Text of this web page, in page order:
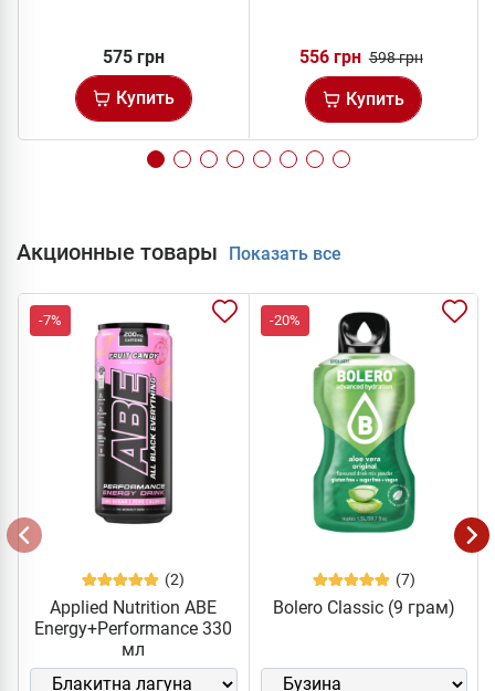
575 грн
Купить
556 грн 598 грн
Купить
Акционные товары Показать все
-7%
(2)
Applied Nutrition ABE
Energy+Performance 330
мл
-20%
(7)
Bolero Classic (9 грам)